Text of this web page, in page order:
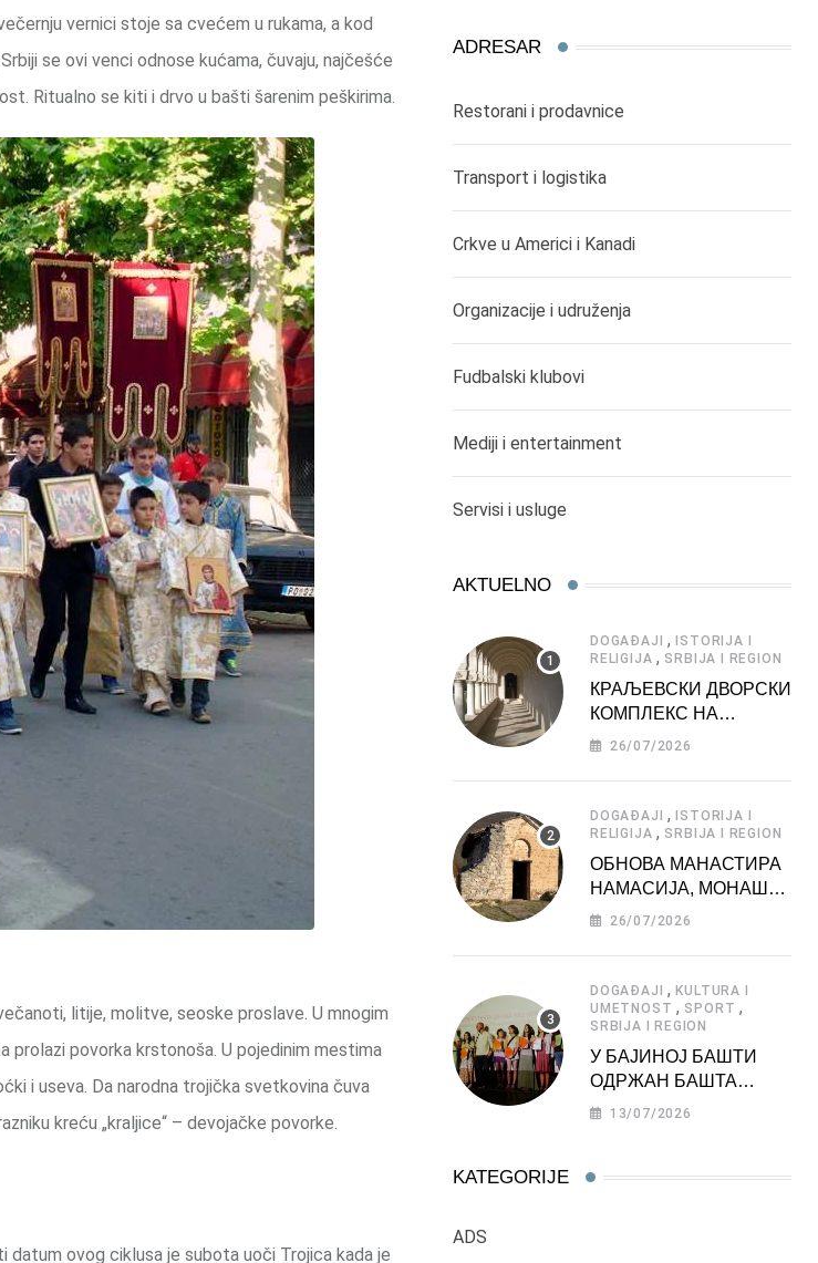
vernici stoje sa cvećem u rukama, a kod
se ovi venci odnose kućama, čuvaju, najčešće
Ritualno se kiti i drvo u bašti šarenim peškirima.
litije, molitve, seoske proslave. U mnogim
prolazi povorka krstonoša. U pojedinim mestima
i useva. Da narodna trojička svetkovina čuva
kreću „kraljice“ – devojačke povorke.
datum ovog ciklusa je subota uoči Trojica kada je
ADRESAR
Restorani i prodavnice
Transport i logistika
Crkve u Americi i Kanadi
Organizacije i udruženja
Fudbalski klubovi
Mediji i entertainment
Servisi i usluge
AKTUELNO
DOGAĐAJI , ISTORIJA I
RELIGIJA , SRBIJA I REGION
КРАЉЕВСКИ ДВОРСКИ
КОМПЛЕКС НА
ДЕДИЊУ –
АТРАКЦИЈА
26/07/2026
DOGAĐAJI , ISTORIJA I
RELIGIJA , SRBIJA I REGION
ОБНОВА МАНАСТИРА
НАМАСИЈА, МОНАШКЕ
ЗАДУЖБИНЕ
26/07/2026
DOGAĐAJI ,KULTURA I
UMETNOST , SPORT ,
SRBIJA I REGION
У БАЈИНОЈ БАШТИ
ОДРЖАН БАШТА
ФЕСТ 2026
13/07/2026
KATEGORIJE
ADS